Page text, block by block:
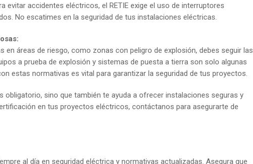
evitar accidentes eléctricos, el RETIE exige el uso de interruptores
No escatimes en la seguridad de tus instalaciones eléctricas.
en áreas de riesgo, como zonas con peligro de explosión, debes seguir las
a prueba de explosión y sistemas de puesta a tierra son solo algunas
estas normativas es vital para garantizar la seguridad de tus proyectos.
obligatorio, sino que también te ayuda a ofrecer instalaciones seguras y
en tus proyectos eléctricos, contáctanos para asegurarte de
al día en seguridad eléctrica y normativas actualizadas. Asegura que